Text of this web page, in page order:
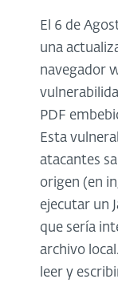
El 6 de
una
navegador
PDF
Esta
atacantes
origen (en
ejecutar un
que sería
archivo
leer y